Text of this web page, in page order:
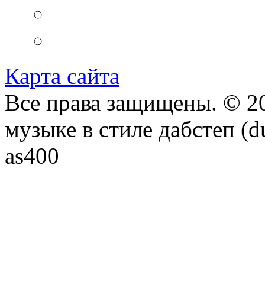
Карта сайта
Все права защищены. ©
музыке в стиле дабстеп
as400